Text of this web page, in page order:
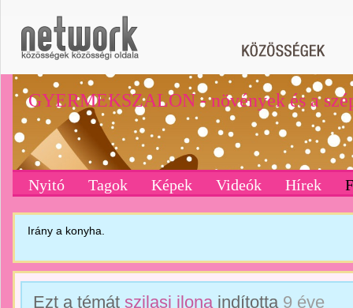
GYERMEKSZALON - növények és a
Nyitó Tagok Képek Videók Hírek
Irány a konyha.
Ezt a témát szilasi ilonaindította 9 éve